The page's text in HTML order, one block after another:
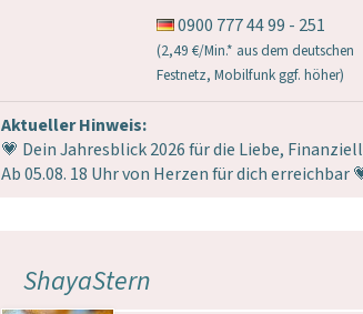
Aktueller Hinweis:
💗 Dein Jahresblick 2026 für die Liebe,
Ab 05.08. 18 Uhr von Herzen für dich erreichbar
0900 777 44 99 - 251
(2,49 €/Min.* aus dem deutschen
Festnetz, Mobilfunk ggf. höher)
ShayaStern